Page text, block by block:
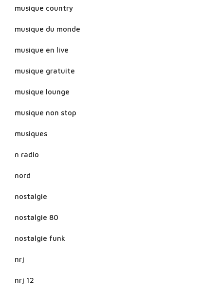
musique country
musique du monde
musique en live
musique gratuite
musique lounge
musique non stop
musiques
n radio
nord
nostalgie
nostalgie 80
nostalgie funk
nrj
nrj 12